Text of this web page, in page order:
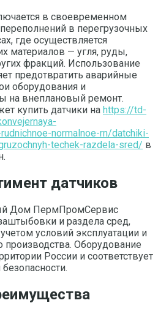
в своевременном
в перегрузочных
где осуществляется
материалов — угля, руды,
фракций. Использование
предотвратить аварийные
оборудования и
на внеплановый ремонт.
купить датчики на https://td-
normalnoe-rn/datchiki-
techek-razdela-sred/ в
датчиков
Дом ПермПромСервис
и раздела сред,
условий эксплуатации и
производства. Оборудование
России и соответствует